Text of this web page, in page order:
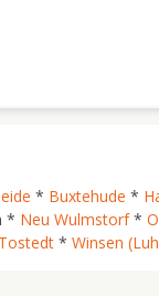
* Buxtehude *
* Neu Wulmstorf*
Tostedt * Winsen